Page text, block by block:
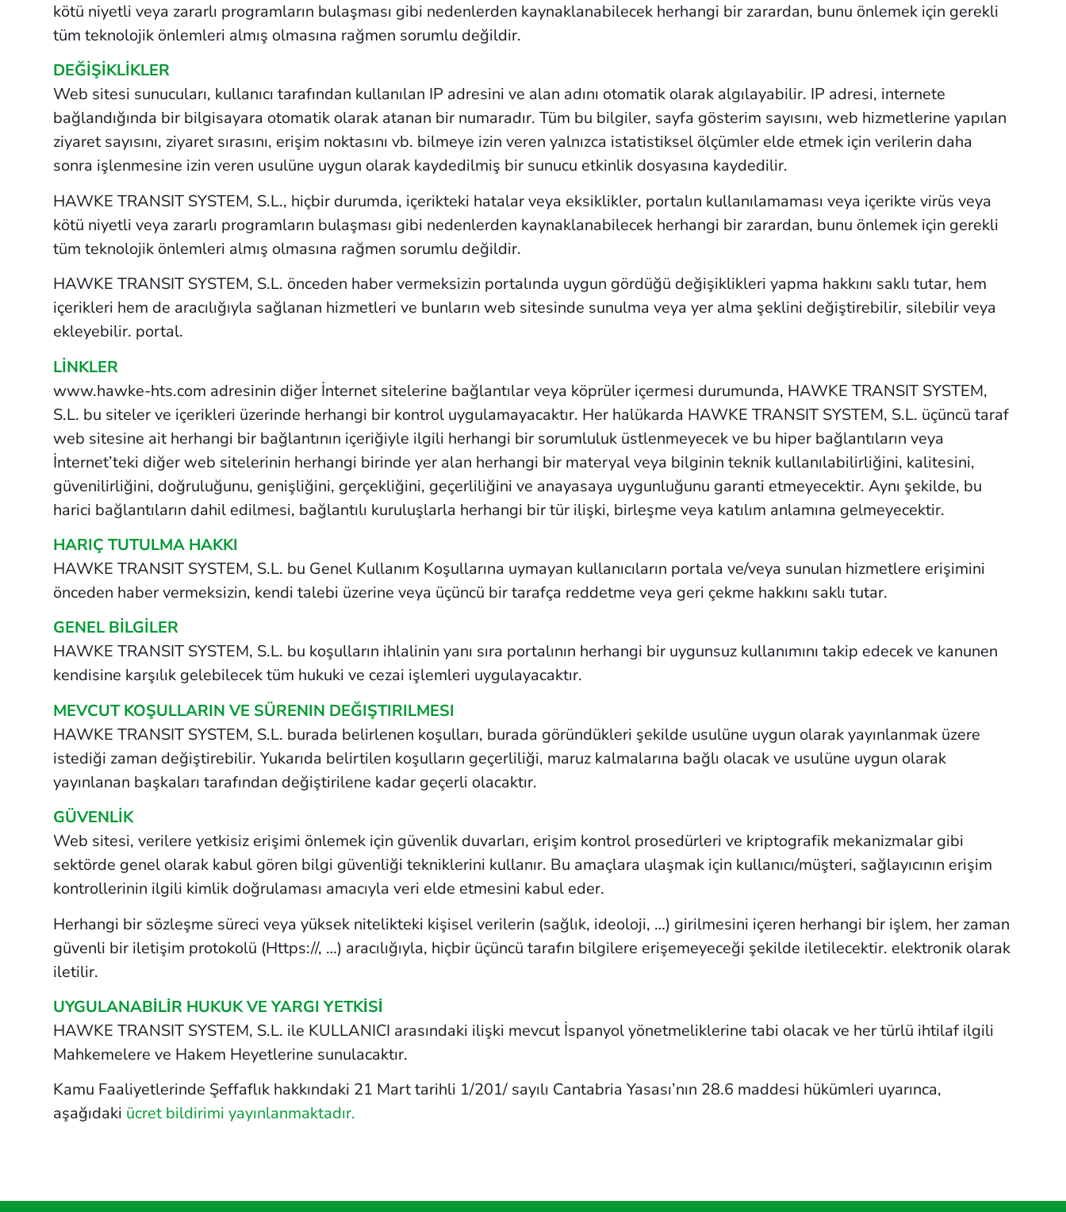
kötü niyetli veya zararlı programların bulaşması gibi nedenlerden kaynaklanabilecek herhangi bir zarardan, bunu önlemek için gerekli
tüm teknolojik önlemleri almış olmasına rağmen sorumlu değildir.
DEĞİŞİKLİKLER
Web sitesi sunucuları, kullanıcı tarafından kullanılan IP adresini ve alan adını otomatik olarak algılayabilir. IP adresi, internete
bağlandığında bir bilgisayara otomatik olarak atanan bir numaradır. Tüm bu bilgiler, sayfa gösterim sayısını, web hizmetlerine yapılan
ziyaret sayısını, ziyaret sırasını, erişim noktasını vb. bilmeye izin veren yalnızca istatistiksel ölçümler elde etmek için verilerin daha
sonra işlenmesine izin veren usulüne uygun olarak kaydedilmiş bir sunucu etkinlik dosyasına kaydedilir.
HAWKE TRANSIT SYSTEM, S.L., hiçbir durumda, içerikteki hatalar veya eksiklikler, portalın kullanılamaması veya içerikte virüs veya
kötü niyetli veya zararlı programların bulaşması gibi nedenlerden kaynaklanabilecek herhangi bir zarardan, bunu önlemek için gerekli
tüm teknolojik önlemleri almış olmasına rağmen sorumlu değildir.
HAWKE TRANSIT SYSTEM, S.L. önceden haber vermeksizin portalında uygun gördüğü değişiklikleri yapma hakkını saklı tutar, hem
içerikleri hem de aracılığıyla sağlanan hizmetleri ve bunların web sitesinde sunulma veya yer alma şeklini değiştirebilir, silebilir veya
ekleyebilir. portal.
LİNKLER
www.hawke-hts.com adresinin diğer İnternet sitelerine bağlantılar veya köprüler içermesi durumunda, HAWKE TRANSIT SYSTEM,
S.L. bu siteler ve içerikleri üzerinde herhangi bir kontrol uygulamayacaktır. Her halükarda HAWKE TRANSIT SYSTEM, S.L. üçüncü taraf
web sitesine ait herhangi bir bağlantının içeriğiyle ilgili herhangi bir sorumluluk üstlenmeyecek ve bu hiper bağlantıların veya
İnternet’teki diğer web sitelerinin herhangi birinde yer alan herhangi bir materyal veya bilginin teknik kullanılabilirliğini, kalitesini,
güvenilirliğini, doğruluğunu, genişliğini, gerçekliğini, geçerliliğini ve anayasaya uygunluğunu garanti etmeyecektir. Aynı şekilde, bu
harici bağlantıların dahil edilmesi, bağlantılı kuruluşlarla herhangi bir tür ilişki, birleşme veya katılım anlamına gelmeyecektir.
HARIÇ TUTULMA HAKKI
HAWKE TRANSIT SYSTEM, S.L. bu Genel Kullanım Koşullarına uymayan kullanıcıların portala ve/veya sunulan hizmetlere erişimini
önceden haber vermeksizin, kendi talebi üzerine veya üçüncü bir tarafça reddetme veya geri çekme hakkını saklı tutar.
GENEL BİLGİLER
HAWKE TRANSIT SYSTEM, S.L. bu koşulların ihlalinin yanı sıra portalının herhangi bir uygunsuz kullanımını takip edecek ve kanunen
kendisine karşılık gelebilecek tüm hukuki ve cezai işlemleri uygulayacaktır.
MEVCUT KOŞULLARIN VE SÜRENIN DEĞIŞTIRILMESI
HAWKE TRANSIT SYSTEM, S.L. burada belirlenen koşulları, burada göründükleri şekilde usulüne uygun olarak yayınlanmak üzere
istediği zaman değiştirebilir. Yukarıda belirtilen koşulların geçerliliği, maruz kalmalarına bağlı olacak ve usulüne uygun olarak
yayınlanan başkaları tarafından değiştirilene kadar geçerli olacaktır.
GÜVENLİK
Web sitesi, verilere yetkisiz erişimi önlemek için güvenlik duvarları, erişim kontrol prosedürleri ve kriptografik mekanizmalar gibi
sektörde genel olarak kabul gören bilgi güvenliği tekniklerini kullanır. Bu amaçlara ulaşmak için kullanıcı/müşteri, sağlayıcının erişim
kontrollerinin ilgili kimlik doğrulaması amacıyla veri elde etmesini kabul eder.
Herhangi bir sözleşme süreci veya yüksek nitelikteki kişisel verilerin (sağlık, ideoloji, …) girilmesini içeren herhangi bir işlem, her zaman
güvenli bir iletişim protokolü (Https://, …) aracılığıyla, hiçbir üçüncü tarafın bilgilere erişemeyeceği şekilde iletilecektir. elektronik olarak
iletilir.
UYGULANABİLİR HUKUK VE YARGI YETKİSİ
HAWKE TRANSIT SYSTEM, S.L. ile KULLANICI arasındaki ilişki mevcut İspanyol yönetmeliklerine tabi olacak ve her türlü ihtilaf ilgili
Mahkemelere ve Hakem Heyetlerine sunulacaktır.
Kamu Faaliyetlerinde Şeffaflık hakkındaki 21 Mart tarihli 1/201/ sayılı Cantabria Yasası’nın 28.6 maddesi hükümleri uyarınca,
aşağıdaki ücret bildirimi yayınlanmaktadır.